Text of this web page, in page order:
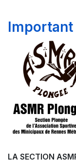
Important
LA SECTION